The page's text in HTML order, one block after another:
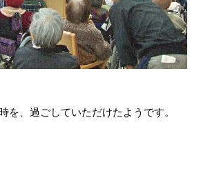
を、過ごしていただけたようです。